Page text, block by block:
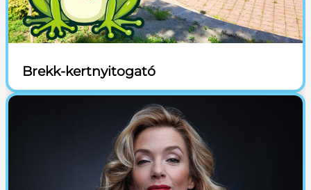
Brekk-kertnyitogató